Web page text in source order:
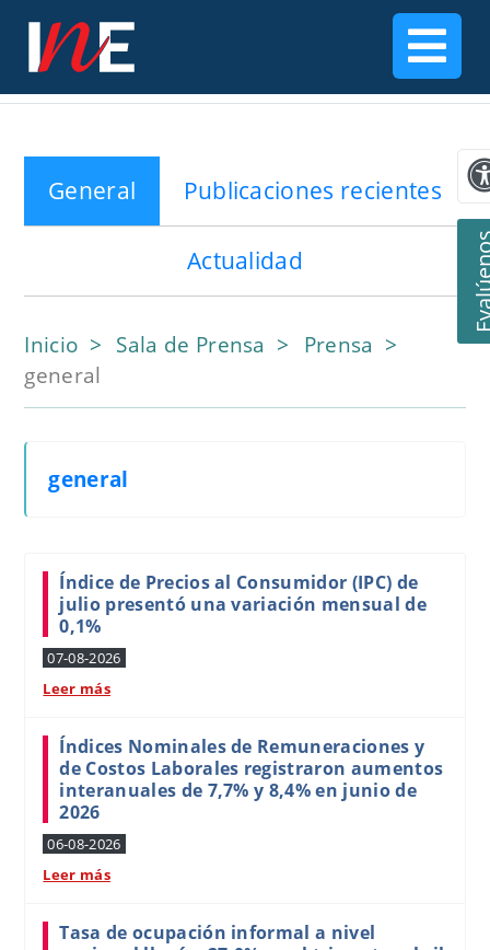
General Publicaciones recientes
Actualidad
Inicio Sala de Prensa
Prensa
general
general
Índice de Precios al Consumidor (IPC) de
julio presentó una variación mensual de
0,1%
07-08-2026
Leer más
Índices Nominales de Remuneraciones y
de Costos Laborales registraron aumentos
interanuales de 7,7% y 8,4% en junio de
2026
06-08-2026
Leer más
Tasa de ocupación informal a nivel